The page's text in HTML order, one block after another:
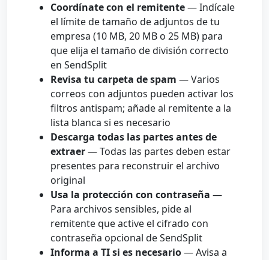
Coordínate con el remitente— Indícale
el límite de tamaño de adjuntos de tu
empresa (10 MB, 20 MB o 25 MB) para
que elija el tamaño de división correcto
en SendSplit
Revisa tu carpeta de spam — Varios
correos con adjuntos pueden activar los
filtros antispam; añade al remitente a la
lista blanca si es necesario
Descarga todas las partes antes de
extraer— Todas las partes deben estar
presentes para reconstruir el archivo
original
Usa la protección con contraseña —
Para archivos sensibles, pide al
remitente que active el cifrado con
contraseña opcional de SendSplit
Informa a TI si es necesario— Avisa a